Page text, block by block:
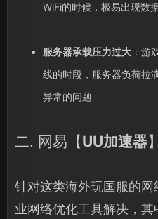
WiFi的时候，极易出现数
服务器承载压力过大：游
线的时段，服务器负荷拉
异常的问题
二. 网易【UU加速器
针对这类海外玩国服的
业网络优化工具解决，其